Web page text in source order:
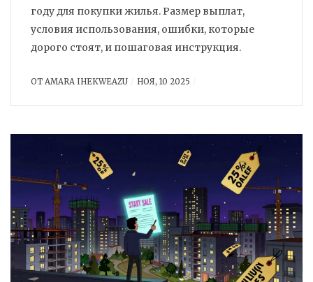
году для покупки жилья. Размер выплат,
условия использования, ошибки, которые
дорого стоят, и пошаговая инструкция.
ОТ AMARA IHEKWEAZU НОЯ, 10 2025